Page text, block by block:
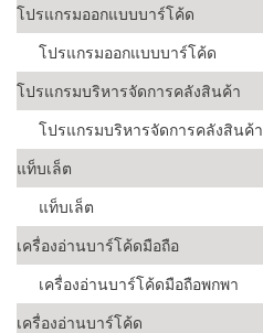
โปรแกรมออกแบบบาร์โค้ด
โปรแกรมออกแบบบาร์โค้ด
โปรแกรมบริหารจัดการคลังสินค้า
โปรแกรมบริหารจัดการคลังสินค้า
แท็บเล็ต
แท็บเล็ต
เครื่องอ่านบาร์โค้ดมือถือ
เครื่องอ่านบาร์โค้ดมือถือพกพา
เครื่องอ่านบาร์โค้ด